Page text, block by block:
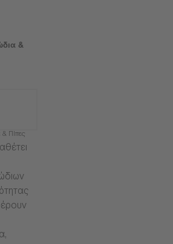
&
Πίπες